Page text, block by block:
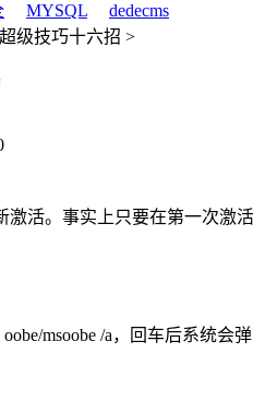
MYSQL
dedecms
级技巧十六招 >
活。事实上只要在第一次激
msoobe /a，回车后系统会